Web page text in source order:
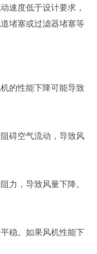
速度低于设计要求，
堵塞或过滤器堵塞等
的性能下降可能导致
碍空气流动，导致风
，导致风量下降。
稳。如果风机性能下